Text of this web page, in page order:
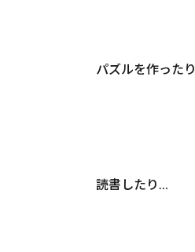
パズルを作ったり
読書したり…